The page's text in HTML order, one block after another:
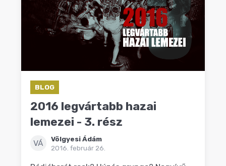
BLOG
2016 legvártabb hazai
lemezei - 3. rész
VÁ
Völgyesi Ádám
2016. február 26.